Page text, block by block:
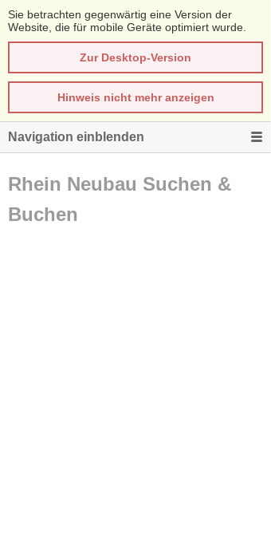
Sie betrachten gegenwärtig eine Version der
Website, die für mobile Geräte optimiert wurde.
Zur Desktop-Version
Hinweis nicht mehr anzeigen
Navigation einblenden
Rhein Neubau Suchen &
Buchen